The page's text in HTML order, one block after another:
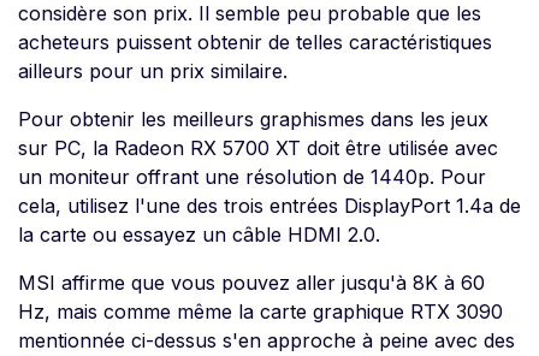
considère son prix. Il semble peu probable que les
acheteurs puissent obtenir de telles caractéristiques
ailleurs pour un prix similaire.
Pour obtenir les meilleurs graphismes dans les jeux
sur PC, la Radeon RX 5700 XT doit être utilisée avec
un moniteur offrant une résolution de 1440p. Pour
cela, utilisez l'une des trois entrées DisplayPort 1.4a de
la carte ou essayez un câble HDMI 2.0.
MSI affirme que vous pouvez aller jusqu'à 8K à 60
Hz, mais comme même la carte graphique RTX 3090
mentionnée ci-dessus s'en approche à peine avec des